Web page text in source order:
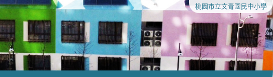
桃園市立文青國民中小學